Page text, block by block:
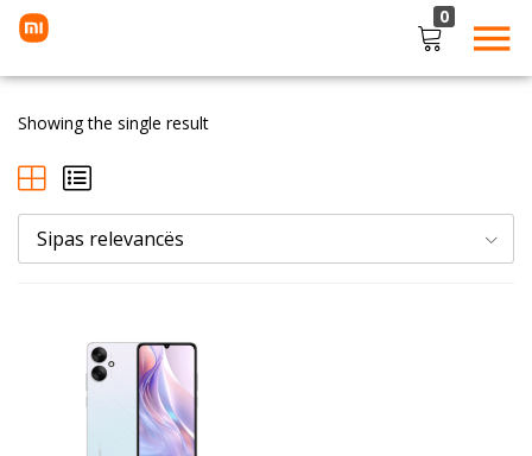
0
Enter your username and password to login.
Showing the single result
Sipas relevancës